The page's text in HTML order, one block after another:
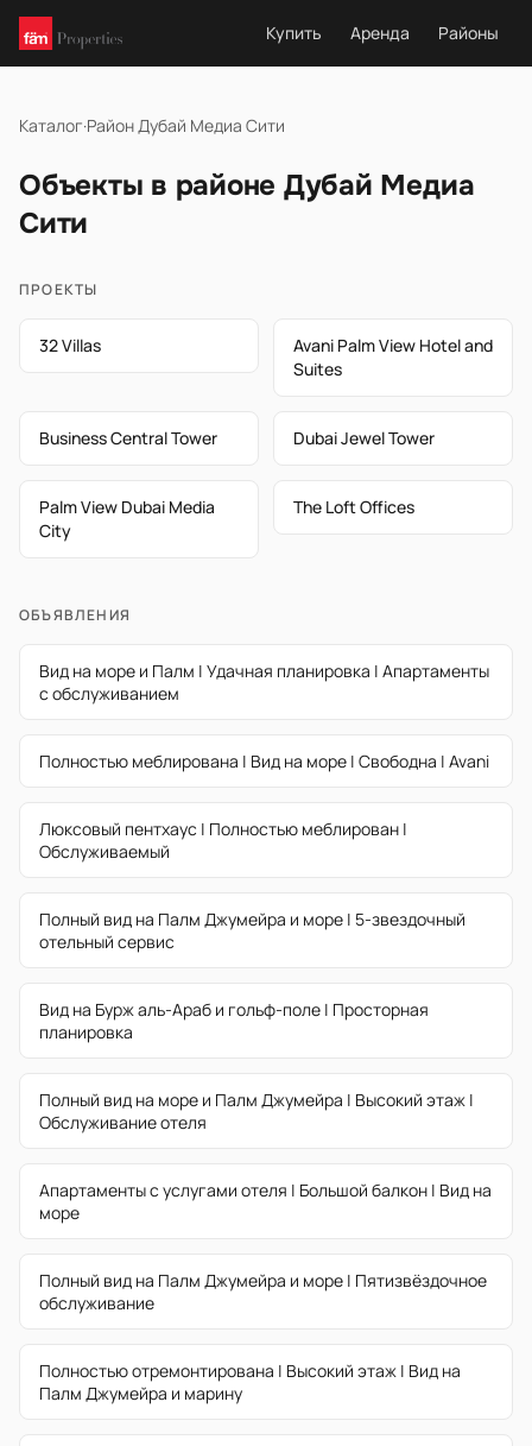
Купить Аренда Районы
Каталог·Район Дубай Медиа Сити
Объекты в районе Дубай Медиа
Сити
ПРОЕКТЫ
32 Villas
Avani Palm View Hotel and
Suites
Business Central Tower Dubai Jewel Tower
Palm View Dubai Media
City
The Loft Offices
ОБЪЯВЛЕНИЯ
Вид на море и Палм | Удачная планировка | Апартаменты
с обслуживанием
Полностью меблирована | Вид на море | Свободна | Avani
Люксовый пентхаус | Полностью меблирован |
Обслуживаемый
Полный вид на Палм Джумейра и море | 5-звездочный
отельный сервис
Вид на Бурж аль-Араб и гольф-поле | Просторная
планировка
Полный вид на море и Палм Джумейра | Высокий этаж |
Обслуживание отеля
Апартаменты с услугами отеля | Большой балкон | Вид на
море
Полный вид на Палм Джумейра и море | Пятизвёздочное
обслуживание
Полностью отремонтирована | Высокий этаж | Вид на
Палм Джумейра и марину